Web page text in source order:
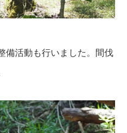
備活動も行いました。間伐